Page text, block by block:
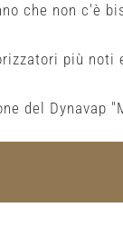
che non c'è
più noti
del Dynavap